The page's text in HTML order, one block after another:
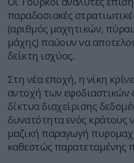
παραδοσιακές
(αριθμός μαχητικών,
μάχης) παύουν να
δείκτη ισχύος.
Στη νέα εποχή, η νίκη
αντοχή των εφοδιαστικών
δίκτυα διαχείρισης
δυνατότητα ενός κράτους
μαζική παραγωγή
καθεστώς παρατεταμένης